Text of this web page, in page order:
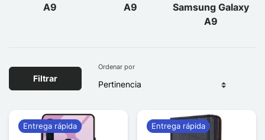
A9
A9
Samsung Galaxy
A9
Filtrar
Ordenar por
Entrega rápida Entrega rápida